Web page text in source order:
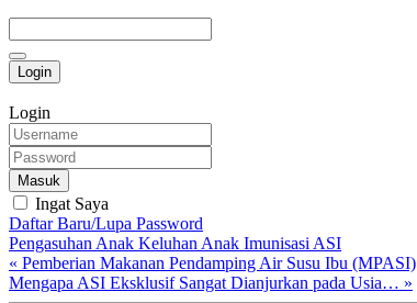
Login
Login
Masuk
Ingat Saya
Daftar Baru/Lupa Password
Pengasuhan Anak Keluhan Anak Imunisasi ASI
« Pemberian Makanan Pendamping Air Susu Ibu (MPASI)
Mengapa ASI Eksklusif Sangat Dianjurkan pada Usia… »